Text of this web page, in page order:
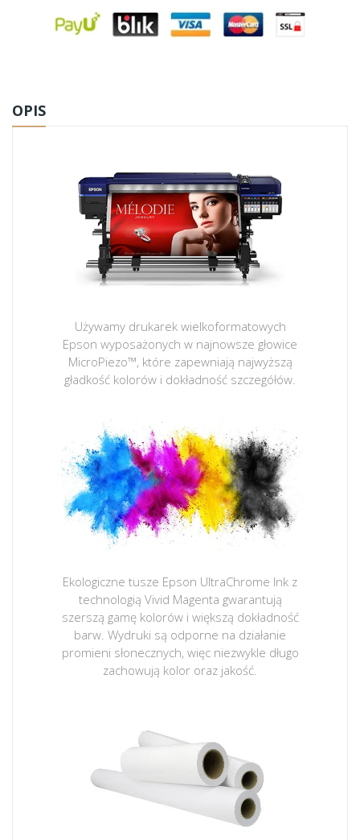
OPIS
Używamy drukarek wielkoformatowych
Epson wyposażonych w najnowsze głowice
MicroPiezo™, które zapewniają najwyższą
gładkość kolorów i dokładność szczegółów.
Ekologiczne tusze Epson UltraChrome Ink z
technologią Vivid Magenta gwarantują
szerszą gamę kolorów i większą dokładność
barw. Wydruki są odporne na działanie
promieni słonecznych, więc niezwykle długo
zachowują kolor oraz jakość.